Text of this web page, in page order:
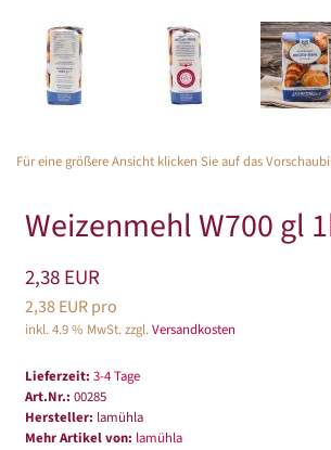
Für eine größere Ansicht klicken Sie auf das
Weizenmehl W700 gl
2,38 EUR
2,38 EUR pro
inkl. 4.9 % MwSt. zzgl.Versandkosten
Lieferzeit: 3-4 Tage
Art.Nr.: 00285
Hersteller: lamühla
Mehr Artikel von: lamühla